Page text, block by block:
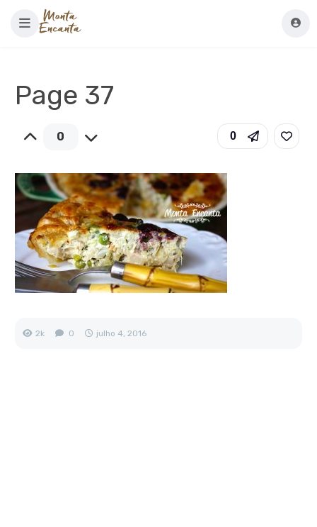
Page 37
0 0
2k 0 julho 4, 2016